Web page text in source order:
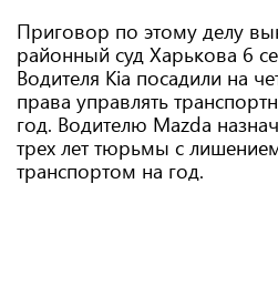
Приговор по этому делу
районный суд Харькова 6
Водителя Kia посадили на
права управлять
год. Водителю Mazda
трех лет тюрьмы с
транспортом на год.